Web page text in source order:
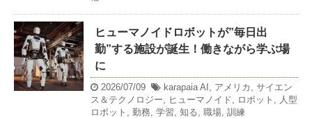
ヒューマノイドロボットが”毎日出
勤”する施設が誕生！働きながら学ぶ場
に
2026/07/09 karapaia AI , アメリカ , サイエン
ス＆テクノロジー, ヒューマノイド, ロボット , 人型
ロボット , 勤務, 学習, 知る, 職場, 訓練